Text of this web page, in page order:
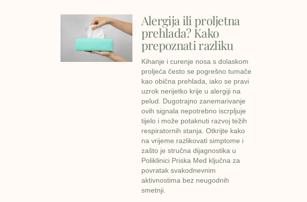
Alergija ili proljetna
prehlada? Kako
prepoznati razliku
Kihanje i curenje nosa s dolaskom
proljeća često se pogrešno tumače
kao obična prehlada, iako se pravi
uzrok nerijetko krije u alergiji na
pelud. Dugotrajno zanemarivanje
ovih signala nepotrebno iscrpljuje
tijelo i može potaknuti razvoj težih
respiratornih stanja. Otkrijte kako
na vrijeme razlikovati simptome i
zašto je stručna dijagnostika u
Poliklinici Priska Med ključna za
povratak svakodnevnim
aktivnostima bez neugodnih
smetnji.